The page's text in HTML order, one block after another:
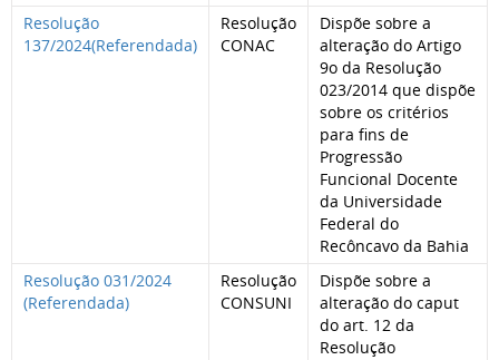
Resolução
137/2024(Referendada)
Resolução
CONAC
Dispõe sobre a
alteração do Artigo
9o da Resolução
023/2014 que dispõe
sobre os critérios
para fins de
Progressão
Funcional Docente
da Universidade
Federal do
Recôncavo da Bahia
Resolução 031/2024
(Referendada)
Resolução
CONSUNI
Dispõe sobre a
alteração do caput
do art. 12 da
Resolução